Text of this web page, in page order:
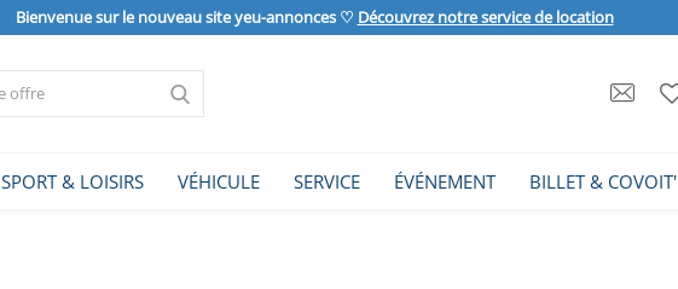
Bienvenue sur le nouveau site yeu-annonces ♡ Découvrez notre service de location
SPORT & LOISIRS VÉHICULE SERVICE ÉVÉNEMENT BILLET & COVOIT'